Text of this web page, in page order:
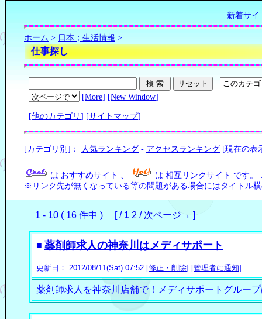
新着サイ
ホーム > 日本；生活情報 >
仕事探し
[More] [New Window]
[他のカテゴリ ] [サイトマップ]
[カテゴリ別]： 人気ランキング - アクセスランキング [現在の表
は おすすめサイト 、 は 相互リンクサイト です。
※リンク先が無くなっている等の問題がある場合にはタイトル
1 - 10 ( 16 件中 ) [ / 1 2 / 次ページ→ ]
■ 薬剤師求人の神奈川はメディサポート
更新日： 2012/08/11(Sat) 07:52 [修正・削除] [管理者に通知]
薬剤師求人を神奈川店舗で！メディサポートグルー